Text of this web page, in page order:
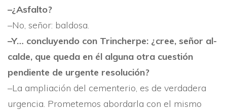
–¿Asfalto?
–No, señor: baldosa.
–Y… concluyendo con Trincherpe: ¿cree, señor al­
calde, que queda en él alguna otra cuestión
pendiente de urgente resolución?
–La ampliación del cementerio, es de verdadera
ur­gencia. Prometemos abordarla con el mismo